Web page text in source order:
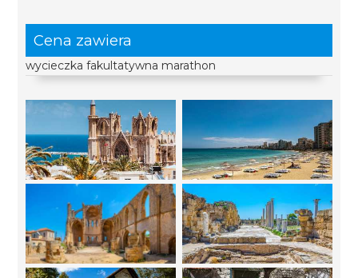
Cena zawiera
wycieczka fakultatywna marathon